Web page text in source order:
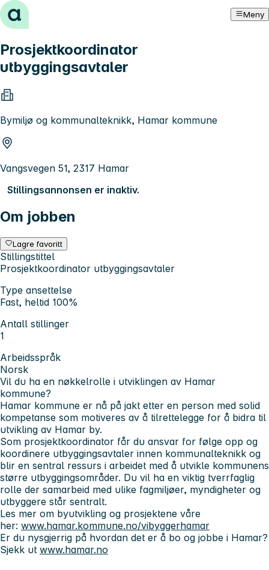
Hopp til innhold Meny
Prosjektkoordinator
utbyggingsavtaler
Bymiljø og kommunalteknikk, Hamar kommune
Vangsvegen 51, 2317 Hamar
Stillingsannonsen er inaktiv.
Om jobben
Lagre favoritt
Stillingstittel
Prosjektkoordinator utbyggingsavtaler
Type ansettelse
Fast, heltid 100%
Antall stillinger
1
Arbeidsspråk
Norsk
Vil du ha en nøkkelrolle i utviklingen av Hamar
kommune?
Hamar kommune er nå på jakt etter en person med solid
kompetanse som motiveres av å tilrettelegge for å bidra til
utvikling av Hamar by.
Som prosjektkoordinator får du ansvar for følge opp og
koordinere utbyggingsavtaler innen kommunalteknikk og
blir en sentral ressurs i arbeidet med å utvikle kommunens
større utbyggingsområder. Du vil ha en viktig tverrfaglig
rolle der samarbeid med ulike fagmiljøer, myndigheter og
utbyggere står sentralt.
Les mer om byutvikling og prosjektene våre
her: www.hamar.kommune.no/vibyggerhamar
Er du nysgjerrig på hvordan det er å bo og jobbe i Hamar?
Sjekk ut www.hamar.no